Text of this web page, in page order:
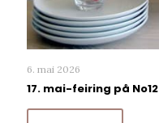
6. mai 2026
17. mai-feiring på No12